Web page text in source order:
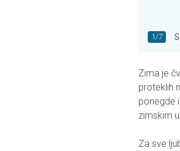
1/7
Zima je
proteklih
ponegde
zimskim
Za sve